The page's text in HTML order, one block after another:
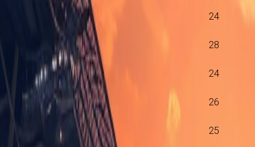
24
28
24
26
25